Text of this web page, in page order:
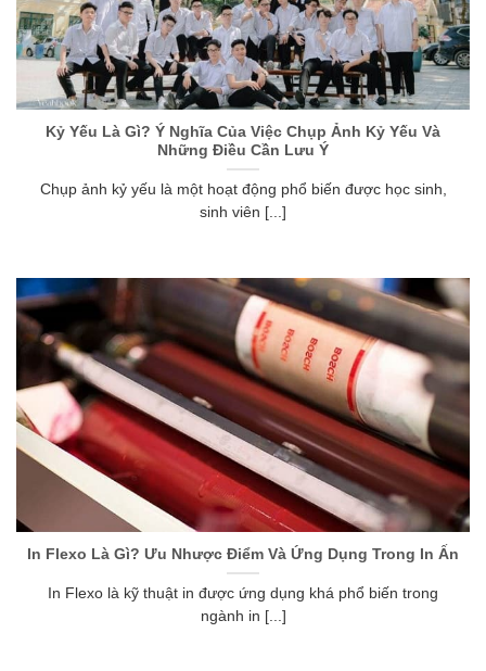
Kỷ Yếu Là Gì? Ý Nghĩa Của Việc Chụp Ảnh Kỷ Yếu Và
Những Điều Cần Lưu Ý
Chụp ảnh kỷ yếu là một hoạt động phổ biến được học sinh,
sinh viên [...]
In Flexo Là Gì? Ưu Nhược Điểm Và Ứng Dụng Trong In Ấn
In Flexo là kỹ thuật in được ứng dụng khá phổ biến trong
ngành in [...]